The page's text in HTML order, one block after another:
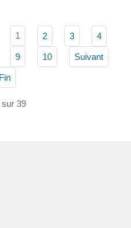
1 2 3 4
9 10 Suivant
Fin
sur 39